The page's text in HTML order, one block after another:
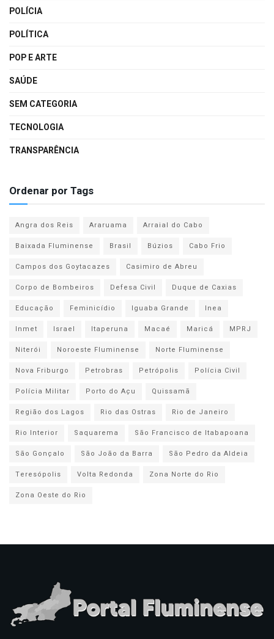
POLÍCIA
POLÍTICA
POP E ARTE
SAÚDE
SEM CATEGORIA
TECNOLOGIA
TRANSPARÊNCIA
Ordenar por Tags
Angra dos Reis Araruama
Arraial do Cabo
Baixada Fluminense
Brasil Búzios
Cabo Frio
Campos dos Goytacazes
Casimiro de Abreu
Corpo de Bombeiros
Defesa Civil
Duque de Caxias
Educação
Feminicídio Iguaba Grande
Inea
Inmet
Israel Itaperuna Macaé Maricá
MPRJ
Niterói
Noroeste Fluminense
Norte Fluminense
Nova Friburgo
Petrobras Petrópolis
Polícia Civil
Polícia Militar
Porto do Açu
Quissamã
Região dos Lagos
Rio das Ostras
Rio de Janeiro
Rio Interior
Saquarema
São Francisco de Itabapoana
São Gonçalo
São João da Barra
São Pedro da Aldeia
Teresópolis
Volta Redonda
Zona Norte do Rio
Zona Oeste do Rio